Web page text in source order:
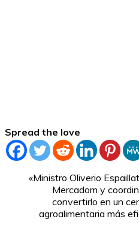
Spread the love
«Ministro Oliverio
Mercadom y
convertirlo en un
agroalimentaria más